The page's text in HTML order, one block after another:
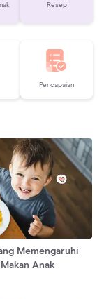
Resep
Pencapaian
Memengaruhi
Anak